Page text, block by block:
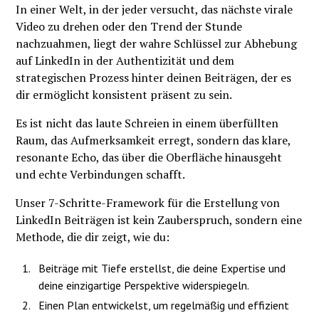
In einer Welt, in der jeder versucht, das nächste virale
Video zu drehen oder den Trend der Stunde
nachzuahmen, liegt der wahre Schlüssel zur Abhebung
auf LinkedIn in der Authentizität und dem
strategischen Prozess hinter deinen Beiträgen, der es
dir ermöglicht konsistent präsent zu sein.
Es ist nicht das laute Schreien in einem überfüllten
Raum, das Aufmerksamkeit erregt, sondern das klare,
resonante Echo, das über die Oberfläche hinausgeht
und echte Verbindungen schafft.
Unser 7-Schritte-Framework für die Erstellung von
LinkedIn Beiträgen ist kein Zauberspruch, sondern eine
Methode, die dir zeigt, wie du:
Beiträge mit Tiefe erstellst, die deine Expertise und
deine einzigartige Perspektive widerspiegeln.
Einen Plan entwickelst, um regelmäßig und effizient